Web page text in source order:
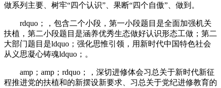
做系列主要、树牢“四个认识”、果断“四个自傲”、做到。
rdquo；，包含二个小段，第一小段题目是全面加强机关
扶植，第二小段题目是涵养优秀生态做好认识形态工做；第二
大部门题目是ldquo；强化思惟引领，用新时代中国特色社会
从义思凝心铸魂ldquo；。
amp；amp；rdquo；，深切进修体会习总关于新时代新征
程推进党的扶植和的新摆设新要求、习总关于党纪进修教育的